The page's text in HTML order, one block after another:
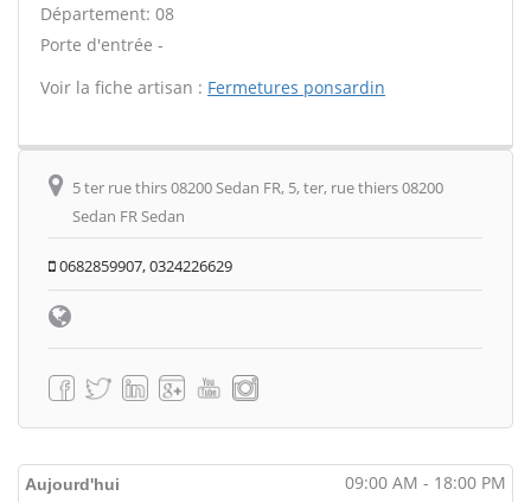
Département: 08
Porte d'entrée -
Voir la fiche artisan : Fermetures ponsardin
5 ter rue thirs 08200 Sedan FR, 5, ter, rue thiers 08200
Sedan FR Sedan
0682859907, 0324226629
Aujourd'hui 09:00 AM - 18:00 PM